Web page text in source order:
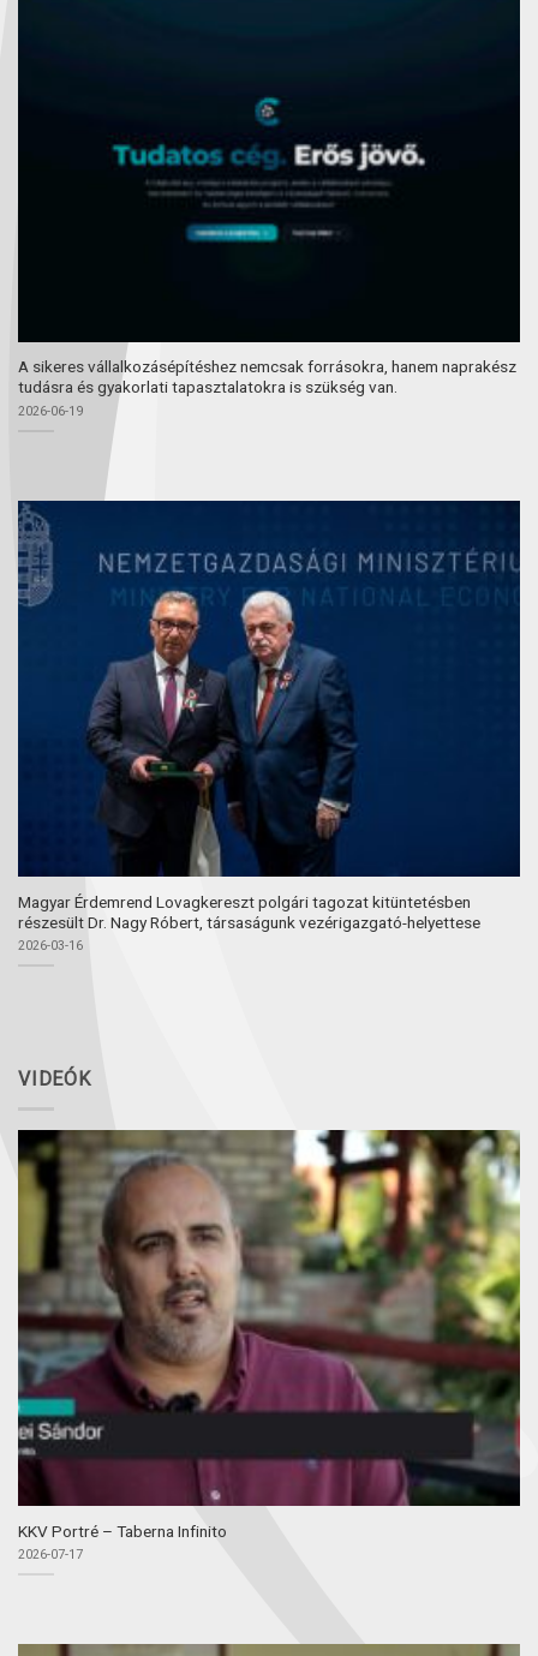
A sikeres vállalkozásépítéshez nemcsak forrásokra, hanem naprakész
tudásra és gyakorlati tapasztalatokra is szükség van.
2026-06-19
Magyar Érdemrend Lovagkereszt polgári tagozat kitüntetésben
részesült Dr. Nagy Róbert, társaságunk vezérigazgató-helyettese
2026-03-16
VIDEÓK
KKV Portré – Taberna Infinito
2026-07-17